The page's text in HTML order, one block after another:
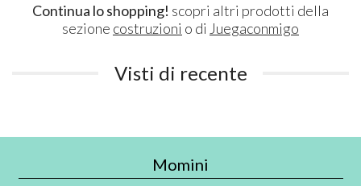
Continua lo shopping! scopri altri prodotti della
sezione costruzioni o di Juegaconmigo
Visti di recente
Momini